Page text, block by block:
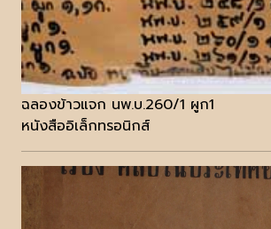
ฉลองข้าวแจก นพ.บ.260/1 ผูก1
หนังสืออิเล็กทรอนิกส์